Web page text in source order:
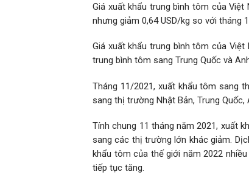
Giá xuất khẩu trung bình tôm của Việt
nhưng giảm 0,64 USD/kg so với tháng
Giá xuất khẩu trung bình tôm của
trung bình tôm sang Trung Quốc và
Tháng 11/2021, xuất khẩu tôm sang
sang thị trường Nhật Bản, Trung Quốc,
Tính chung 11 tháng năm 2021, xuất
sang các thị trường lớn khác giảm.
khẩu tôm của thế giới năm 2022
tiếp tục tăng.